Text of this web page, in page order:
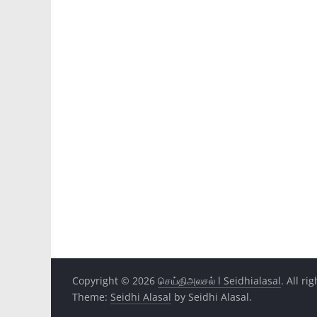
Copyright © 2026 செய்திஅலசல் l Seidhialasal. All
Theme: Seidhi Alasal by Seidhi Alasal.